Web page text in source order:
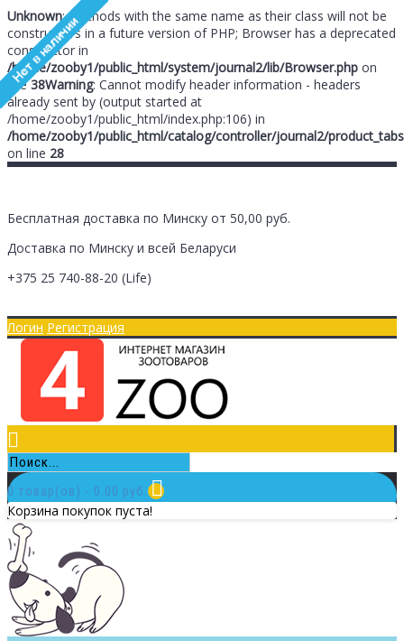
Unknown: Methods with the same name as their class will not be
constructors in a future version of PHP; Browser has a deprecated
constructor in
/home/zooby1/public_html/system/journal2/lib/Browser.php on
line38Warning: Cannot modify header information - headers
already sent by (output started at
/home/zooby1/public_html/index.php:106) in
/home/zooby1/public_html/catalog/controller/journal2/
on line 28
Бесплатная доставка по Минску от 50,00 руб.
Доставка по Минску и всей Беларуси
+375 25 740-88-20 (Life)
Логин Регистрация
0 товар(ов) - 0.00 руб.
Корзина покупок пуста!